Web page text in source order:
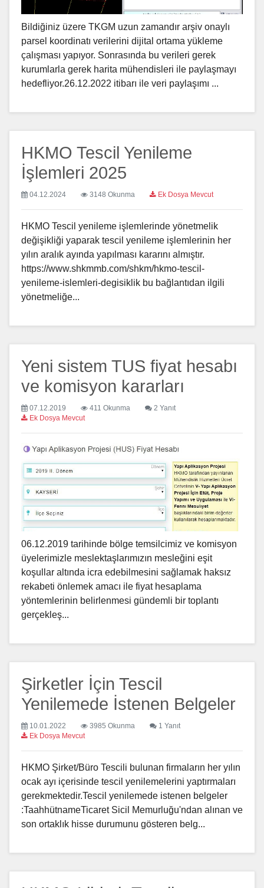
Bildiğiniz üzere TKGM uzun zamandır arşiv onaylı
parsel koordinatı verilerini dijital ortama yükleme
çalışması yapıyor. Sonrasında bu verileri gerek
kurumlarla gerek harita mühendisleri ile paylaşmayı
hedefliyor.26.12.2022 itibarı ile veri paylaşımı ...
HKMO Tescil Yenileme
İşlemleri 2025
04.12.2024 3148 Okunma Ek Dosya Mevcut
HKMO Tescil yenileme işlemlerinde yönetmelik
değişikliği yaparak tescil yenileme işlemlerinin her
yılın aralık ayında yapılması kararını almıştır.
https://www.shkmmb.com/shkm/hkmo-tescil-
yenileme-islemleri-degisiklik bu bağlantıdan ilgili
yönetmeliğe...
Yeni sistem TUS fiyat hesabı
ve komisyon kararları
07.12.2019 411 Okunma
2 Yanıt
Ek Dosya Mevcut
06.12.2019 tarihinde bölge temsilcimiz ve komisyon
üyelerimizle meslektaşlarımızın mesleğini eşit
koşullar altında icra edebilmesini sağlamak haksız
rekabeti önlemek amacı ile fiyat hesaplama
yöntemlerinin belirlenmesi gündemli bir toplantı
gerçekleş...
Şirketler İçin Tescil
Yenilemede İstenen Belgeler
10.01.2022 3985 Okunma
1 Yanıt
Ek Dosya Mevcut
HKMO Şirket/Büro Tescili bulunan firmaların her yılın
ocak ayı içerisinde tescil yenilemelerini yaptırmaları
gerekmektedir.Tescil yenilemede istenen belgeler
:TaahhütnameTicaret Sicil Memurluğu'ndan alınan ve
son ortaklık hisse durumunu gösteren belg...